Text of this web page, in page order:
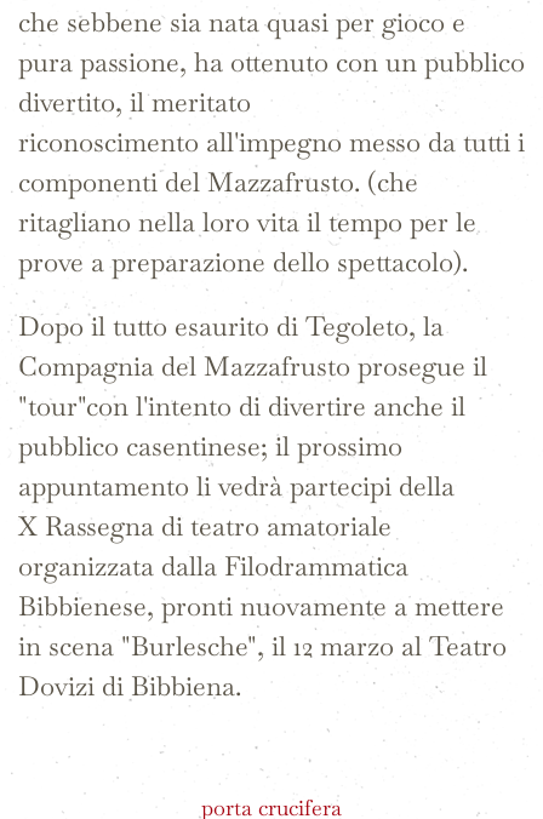
che sebbene sia nata quasi per gioco e
pura passione, ha ottenuto con un pubblico
divertito, il meritato
riconoscimento all'impegno messo da tutti i
componenti del Mazzafrusto. (che
ritagliano nella loro vita il tempo per le
prove a preparazione dello spettacolo).
Dopo il tutto esaurito di Tegoleto, la
Compagnia del Mazzafrusto prosegue il
"tour"con l'intento di divertire anche il
pubblico casentinese; il prossimo
appuntamento li vedrà partecipi della
X Rassegna di teatro amatoriale
organizzata dalla Filodrammatica
Bibbienese, pronti nuovamente a mettere
in scena "Burlesche", il 12 marzo al Teatro
Dovizi di Bibbiena.
porta crucifera